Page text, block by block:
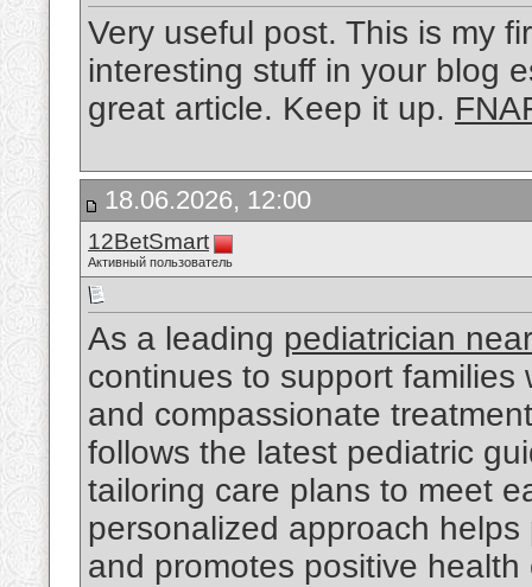
Very useful post. This is my
interesting stuff in your blog
great article. Keep it up.
18.06.2026, 12:00
12BetSmart
Активный пользователь
As a leading pediatrician
continues to support
and compassionate
follows the latest pediatric
tailoring care plans to meet
personalized approach
and promotes positive health